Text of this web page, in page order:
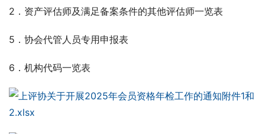
2．资产评估师及满足备案条件的其他评估师一览表
5．协会代管人员专用申报表
6．机构代码一览表
附件1和
2.xlsx